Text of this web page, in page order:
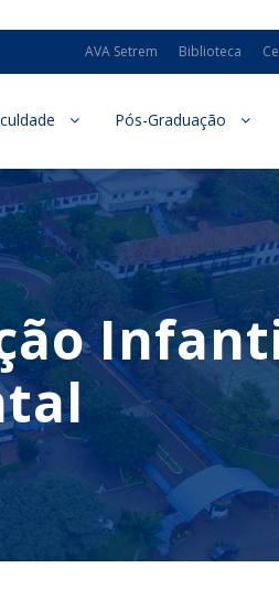
AVA Setrem Biblioteca
Pós-Graduação